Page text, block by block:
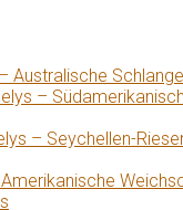
Australische
–
– Seychellen-